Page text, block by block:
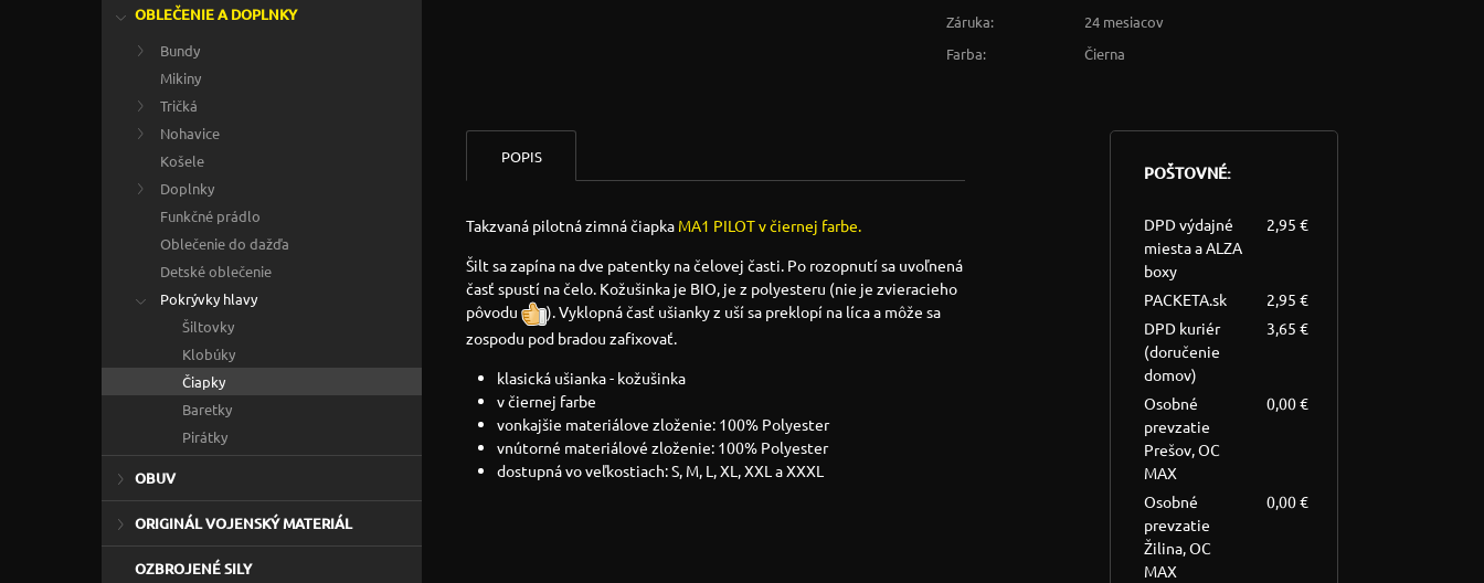
Záruka:
24 mesiacov
Farba:
Čierna
POPIS
Takzvaná pilotná zimná čiapka MA1 PILOT v čiernej farbe.
Šilt sa zapína na dve patentky na čelovej časti. Po rozopnutí sa uvoľnená
časť spustí na čelo. Kožušinka je BIO, je z polyesteru (nie je zvieracieho
pôvodu
). Vyklopná časť ušianky z uší sa preklopí na líca a môže sa
zospodu pod bradou zafixovať.
klasická ušianka - kožušinka
v čiernej farbe
vonkajšie materiálove zloženie: 100% Polyester
vnútorné materiálové zloženie: 100% Polyester
dostupná vo veľkostiach: S, M, L, XL, XXL a XXXL
POŠTOVNÉ:
DPD výdajné
miesta a ALZA
boxy
2,95 €
PACKETA.sk
2,95 €
DPD kuriér
(doručenie
domov)
3,65 €
Osobné
prevzatie
Prešov, OC
MAX
0,00 €
Osobné
prevzatie
Žilina, OC
MAX
0,00 €
OBLEČENIE A DOPLNKY
Bundy
Mikiny
Tričká
Nohavice
Košele
Doplnky
Funkčné prádlo
Oblečenie do dažďa
Detské oblečenie
Pokrývky hlavy
Šiltovky
Klobúky
Čiapky
Baretky
Pirátky
OBUV
ORIGINÁL VOJENSKÝ MATERIÁL
OZBROJENÉ SILY